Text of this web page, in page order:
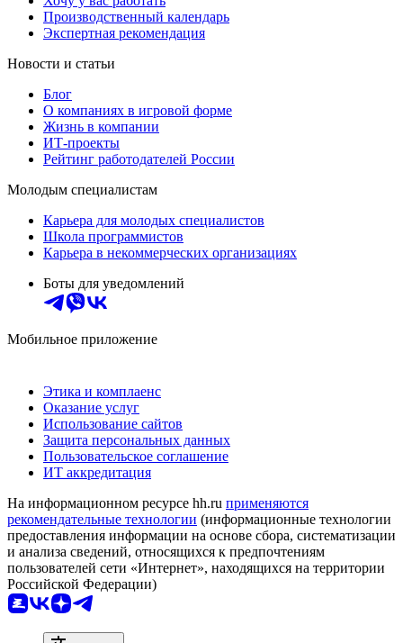
Производственный календарь
Экспертная рекомендация
Новости и статьи
Блог
О компаниях в игровой форме
Жизнь в компании
ИТ-проекты
Рейтинг работодателей России
Молодым специалистам
Карьера для молодых специалистов
Школа программистов
Карьера в некоммерческих организациях
Боты для уведомлений
Мобильное приложение
Этика и комплаенс
Оказание услуг
Использование сайтов
Защита персональных данных
Пользовательское соглашение
ИТ аккредитация
На информационном ресурсе hh.ru применяются
рекомендательные технологии (информационные технологии
предоставления информации на основе сбора, систематизации
и анализа сведений, относящихся к предпочтениям
пользователей сети «Интернет», находящихся на территории
Российской Федерации)